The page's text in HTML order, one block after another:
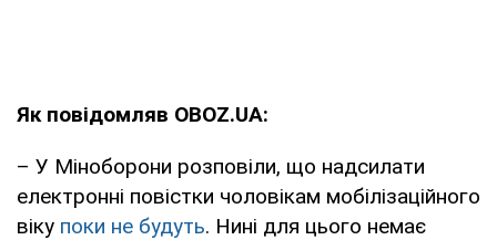
Як повідомляв OBOZ.UA:
– У Міноборони розповіли, що надсилати
електронні повістки чоловікам мобілізаційного
віку поки не будуть. Нині для цього немає